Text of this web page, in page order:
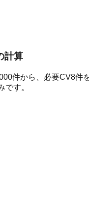
計算
件から、必要CV8件
です。